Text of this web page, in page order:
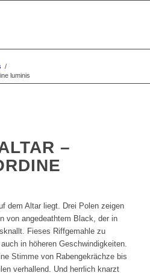
/
luminis
–
dem Altar liegt. Drei Polen zeigen
von angedeathtem Black, der in
Fieses Riffgemahle zu
in höheren Geschwindigkeiten.
Stimme von Rabengekrächze bis
verhallend. Und herrlich knarzt